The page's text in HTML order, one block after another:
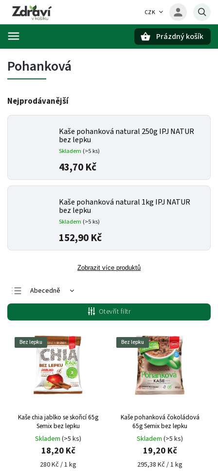
CZK
Prázdný košík
Pohanková
Nejprodávanější
Kaše pohanková natural 250g IPJ NATUR
bez lepku
Skladem (>5 ks)
43,70 Kč
Kaše pohanková natural 1kg IPJ NATUR
bez lepku
Skladem (>5 ks)
152,90 Kč
Zobrazit více produktů
Abecedně
Nejlevnější
Nejdražší
Nejprodávanější
Otevřít filtr
Bez lepku
Kaše chia jablko se skořicí 65g
Semix bez lepku
Skladem (>5 ks)
18,20 Kč
280 Kč / 1 kg
Bez lepku
Kaše pohanková čokoládová
65g Semix bez lepku
Skladem (>5 ks)
19,20 Kč
295,38 Kč / 1 kg